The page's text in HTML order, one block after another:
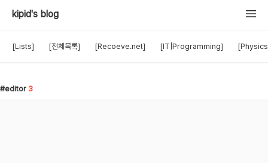
kipid's blog
[Lists] [전체목록] [Recoeve.net] [IT|Programming]
editor 3